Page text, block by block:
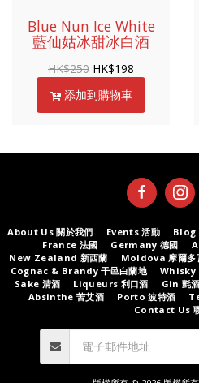
Blue Nun Ice White
藍仙姑冰甜冰白酒
HK$250 HK$198
添加到購物車
About Us 關於我們 Events 活動 Blog
France 法國
Germany 德國
New Zealand 新西蘭
Moldova 摩爾多
Cognac & Brandy 干邑白蘭地
Whisky
Sake 清酒
Liqueurs 利口酒 Gin 氈
Absinthe 苦艾酒
Porto 波特酒
Contact Us